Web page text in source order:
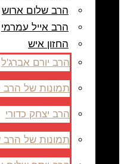
הרב שלום ארוש
הרב אייל עמרמי
החזון איש
הרב יורם אברג'ל
תמונות של הרב
הרב יצחק כדורי
תמונות של הרב